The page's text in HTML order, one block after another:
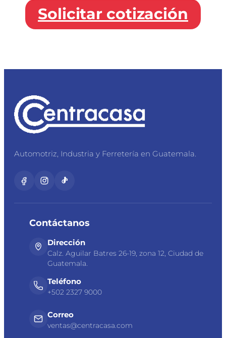
Solicitar cotización
Automotriz, Industria y Ferretería en Guatemala.
Contáctanos
Dirección
Calz. Aguilar Batres 26-19, zona 12, Ciudad de
Guatemala.
Teléfono
+502 2327 9000
Correo
ventas@centracasa.com